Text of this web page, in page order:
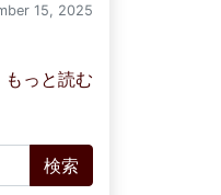
15, 2025
もっと読む